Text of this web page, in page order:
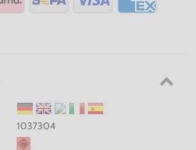
1037304